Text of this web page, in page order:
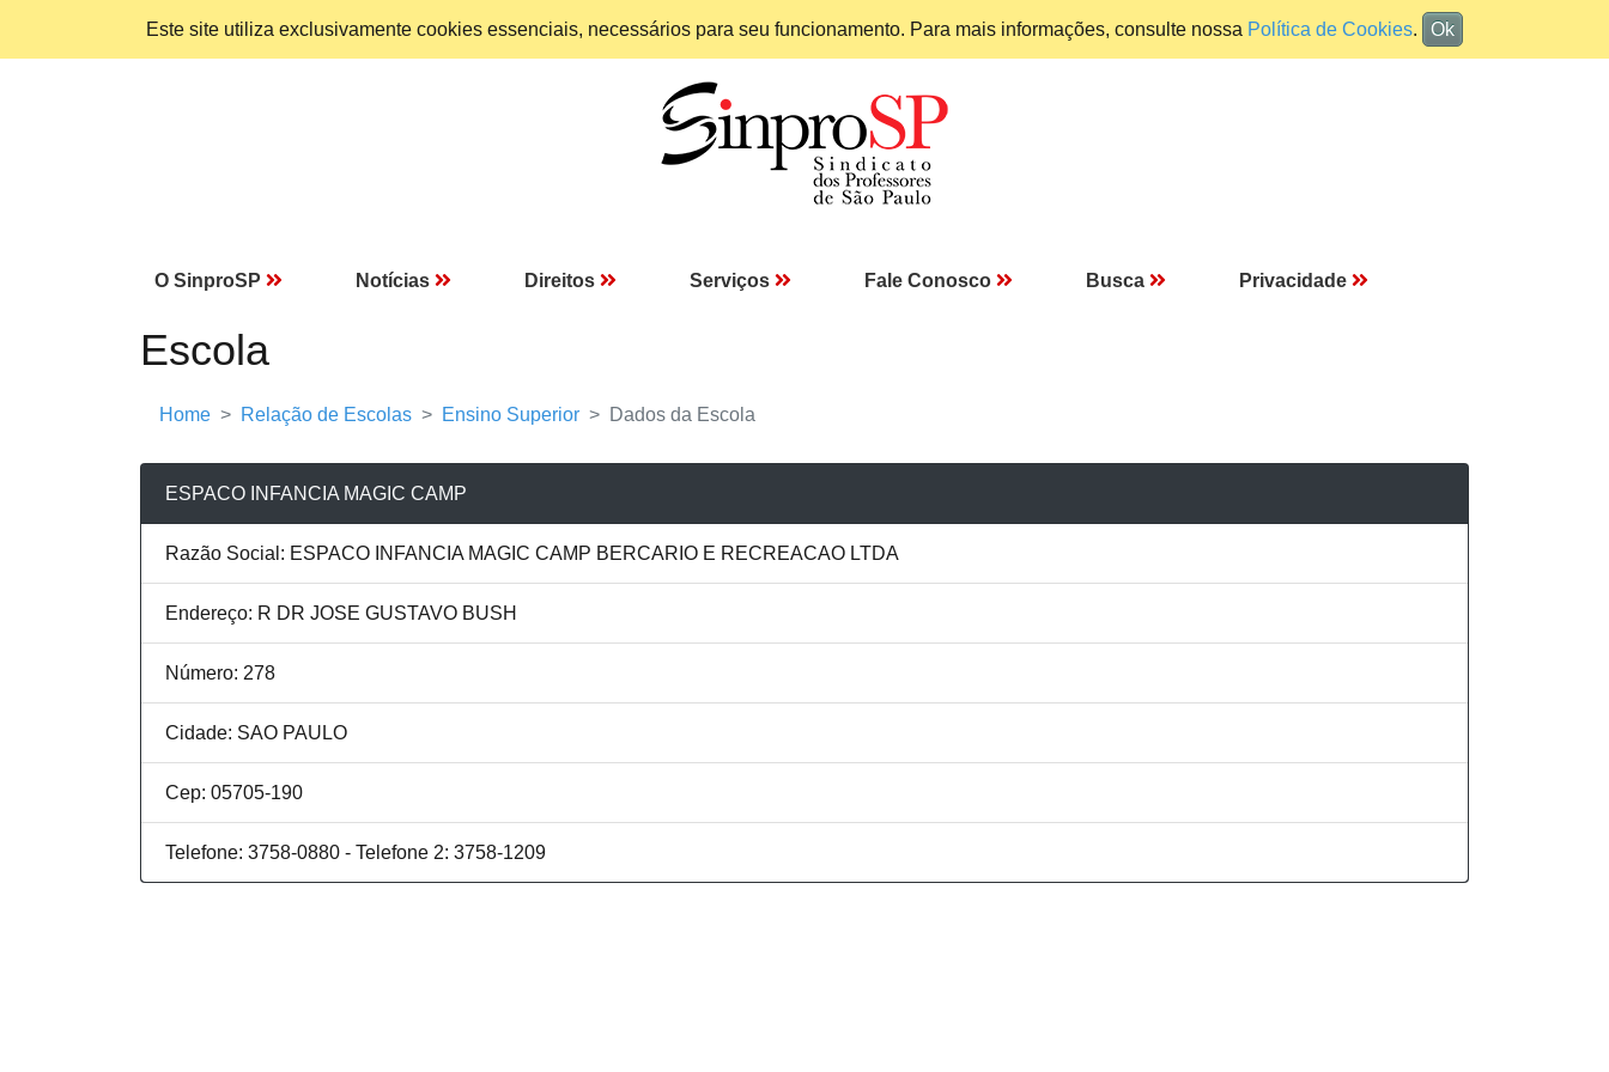
Este site utiliza exclusivamente cookies essenciais, necessários para seu funcionamento. Para mais informações, consulte nossa Política de Cookies. Ok
O SinproSP Notícias Direitos Serviços Fale Conosco Busca Privacidade
Escola
Home Relação de Escolas Ensino Superior Dados da Escola
ESPACO INFANCIA MAGIC CAMP
Razão Social: ESPACO INFANCIA MAGIC CAMP BERCARIO E RECREACAO LTDA
Endereço: R DR JOSE GUSTAVO BUSH
Número: 278
Cidade: SAO PAULO
Cep: 05705-190
Telefone: 3758-0880 - Telefone 2: 3758-1209